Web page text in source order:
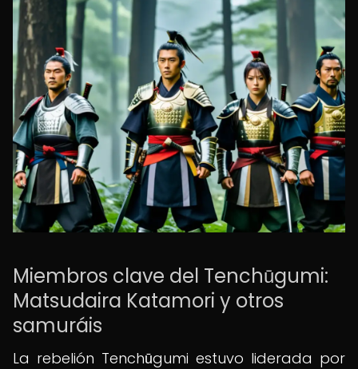
Miembros clave del Tenchūgumi:
Matsudaira Katamori y otros
samuráis
La rebelión Tenchūgumi estuvo liderada por